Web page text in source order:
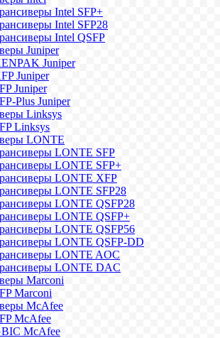
Intel SFP+
Intel SFP28
Intel QSFP
Juniper
Juniper
Juniper
Juniper
Plus Juniper
Linksys
Linksys
LONTE
LONTE SFP
LONTE SFP+
LONTE XFP
LONTE SFP28
LONTE QSFP28
LONTE QSFP+
LONTE QSFP56
LONTE QSFP-DD
LONTE AOC
LONTE DAC
Marconi
Marconi
McAfee
McAfee
McAfee